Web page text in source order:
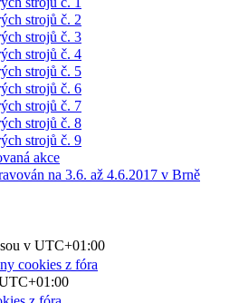
strojů č. 2
strojů č. 3
strojů č. 4
strojů č. 5
strojů č. 6
strojů č. 7
strojů č. 8
strojů č. 9
akce
na 3.6. až 4.6.2017 v Brně
v UTC+01:00
cookies z fóra